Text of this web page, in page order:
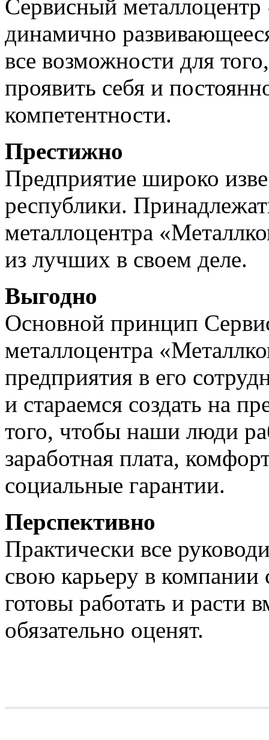
Сервисный
динамично
все возможности для
проявить себя и
компетентности.
Престижно
Предприятие широко
республики.
металлоцентра
из лучших в своем деле.
Выгодно
Основной принцип
металлоцентра
предприятия в его
и стараемся создать на
того, чтобы наши люди
заработная плата,
социальные гарантии.
Перспективно
Практически все
свою карьеру в
готовы работать и расти
обязательно оценят.